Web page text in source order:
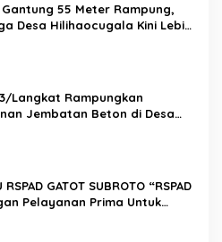
55 Meter Rampung,
Desa Hilihaocugala Kini Lebih
Langkat Rampungkan
Jembatan Beton di Desa
RSPAD GATOT SUBROTO “RSPAD
Pelayanan Prima Untuk
26 JULI 1950 – 26 JULI 2026